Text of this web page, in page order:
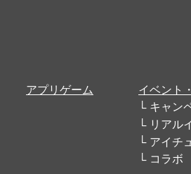
アプリゲーム
イベント
キャン
リアル
アイチ
コラボ